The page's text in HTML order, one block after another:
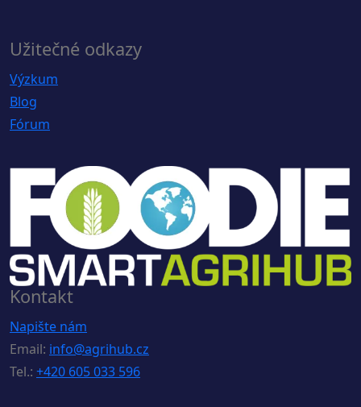
Užitečné odkazy
Výzkum
Blog
Fórum
Kontakt
Napište nám
Email: info@agrihub.cz
Tel.: +420 605 033 596